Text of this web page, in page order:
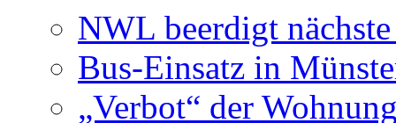
NWL beerdigt
Bus-Einsatz in
„Verbot“ der